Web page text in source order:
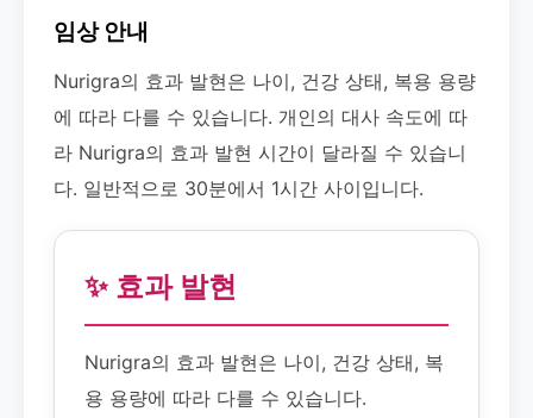
임상 안내
Nurigra의 효과 발현은 나이, 건강 상태, 복용 용량
에 따라 다를 수 있습니다. 개인의 대사 속도에 따
라 Nurigra의 효과 발현 시간이 달라질 수 있습니
다. 일반적으로 30분에서 1시간 사이입니다.
✨ 효과 발현
Nurigra의 효과 발현은 나이, 건강 상태, 복
용 용량에 따라 다를 수 있습니다.